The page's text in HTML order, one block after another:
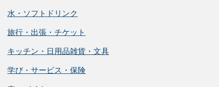
水・ソフトドリンク
旅行・出張・チケット
キッチン・日用品雑貨・文具
学び・サービス・保険